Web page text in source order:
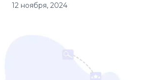
12 ноября, 2024